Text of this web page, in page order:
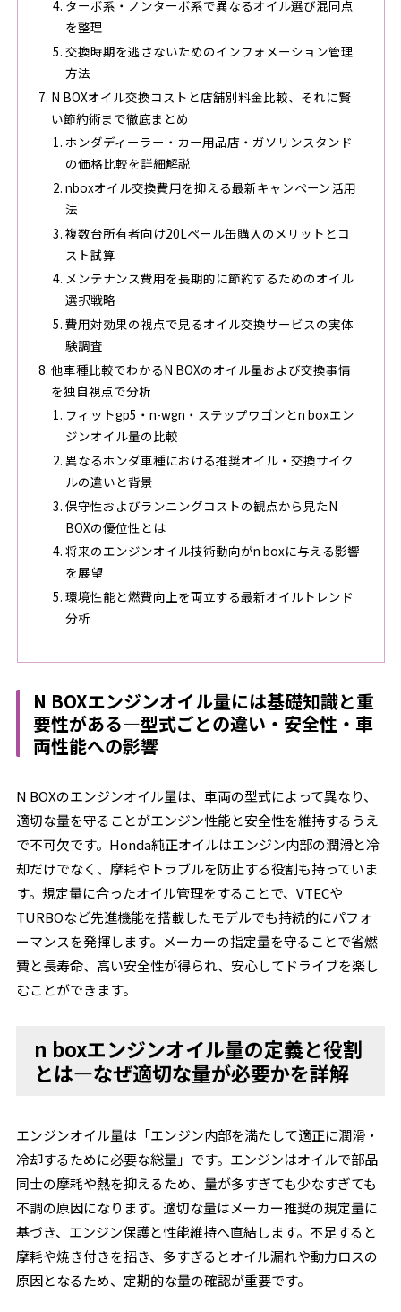
ターボ系・ノンターボ系で異なるオイル選び混同点
を整理
交換時期を逃さないためのインフォメーション管理
方法
N BOXオイル交換コストと店舗別料金比較、それに賢
い節約術まで徹底まとめ
ホンダディーラー・カー用品店・ガソリンスタンド
の価格比較を詳細解説
nboxオイル交換費用を抑える最新キャンペーン活用
法
複数台所有者向け20Lペール缶購入のメリットとコ
スト試算
メンテナンス費用を長期的に節約するためのオイル
選択戦略
費用対効果の視点で見るオイル交換サービスの実体
験調査
他車種比較でわかるN BOXのオイル量および交換事情
を独自視点で分析
フィットgp5・n-wgn・ステップワゴンとn boxエン
ジンオイル量の比較
異なるホンダ車種における推奨オイル・交換サイク
ルの違いと背景
保守性およびランニングコストの観点から見たN
BOXの優位性とは
将来のエンジンオイル技術動向がn boxに与える影響
を展望
環境性能と燃費向上を両立する最新オイルトレンド
分析
N BOXエンジンオイル量には基礎知識と重
要性がある―型式ごとの違い・安全性・車
両性能への影響
N BOXのエンジンオイル量は、車両の型式によって異なり、
適切な量を守ることがエンジン性能と安全性を維持するうえ
で不可欠です。Honda純正オイルはエンジン内部の潤滑と冷
却だけでなく、摩耗やトラブルを防止する役割も持っていま
す。規定量に合ったオイル管理をすることで、VTECや
TURBOなど先進機能を搭載したモデルでも持続的にパフォ
ーマンスを発揮します。メーカーの指定量を守ることで省燃
費と長寿命、高い安全性が得られ、安心してドライブを楽し
むことができます。
n boxエンジンオイル量の定義と役割
とは―なぜ適切な量が必要かを詳解
エンジンオイル量は「エンジン内部を満たして適正に潤滑・
冷却するために必要な総量」です。エンジンはオイルで部品
同士の摩耗や熱を抑えるため、量が多すぎても少なすぎても
不調の原因になります。適切な量はメーカー推奨の規定量に
基づき、エンジン保護と性能維持へ直結します。不足すると
摩耗や焼き付きを招き、多すぎるとオイル漏れや動力ロスの
原因となるため、定期的な量の確認が重要です。